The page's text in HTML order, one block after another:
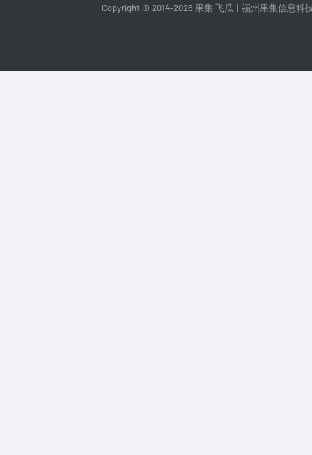
Copyright © 2014-2026 果集·飞瓜 福州果集信息科